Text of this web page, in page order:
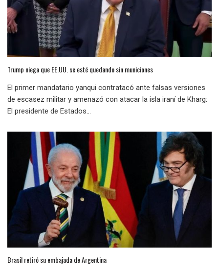
Trump niega que EE.UU. se esté quedando sin municiones
El primer mandatario yanqui contratacó ante falsas versiones
de escasez militar y amenazó con atacar la isla iraní de Kharg:
El presidente de Estados...
Brasil retiró su embajada de Argentina